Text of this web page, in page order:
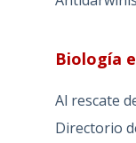
Biología
Al rescate
Directorio